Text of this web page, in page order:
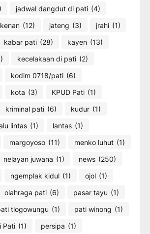
jadwal dangdut di pati (4)
(12) jateng (3) jrahi (1)
kabar pati (28) kayen (13)
kecelakaan di pati (2)
kodim 0718/pati (6)
kota (3) KPUD Pati (1)
kriminal pati (6) kudur (1)
lintas (1) lantas (1)
margoyoso (11) menko luhut (1)
nelayan juwana (1) news (250)
ngemplak kidul (1) ojol (1)
olahraga pati (6) pasar tayu (1)
tlogowungu (1) pati winong (1)
Pati (1) persipa (1)